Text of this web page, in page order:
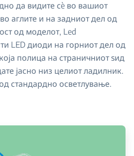
да видите сè во вашиот
аглите и на задниот дел од
од моделот, Led
LED диоди на горниот дел од
полица на страничниот ѕид
јасно низ целиот ладилник.
стандардно осветлување.